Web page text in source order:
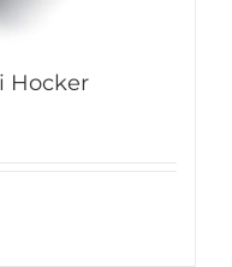
Hocker